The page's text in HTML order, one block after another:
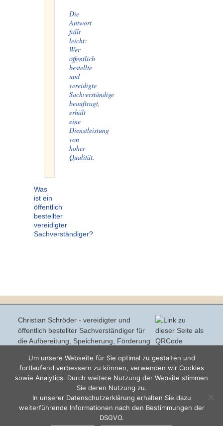
Die
Antwort
fällt
leicht:
Wer
öffentlich
bestellte
und
vereidigte
Sachverständige
beauftragt,
erhält
eine
Dienstleistung
von
hoher
Qualität.
Was
ist ein
öffentlich
bestellter
vereidigter
Sachverständiger?
Christian Schröder - vereidigter und
öffentlich bestellter Sachverständiger für
die Aufbereitung, Speicherung, Förderung
von Trink- und Brauchwasser - https://www.wasserexperte-
oebv-schroeder.de/
© Christian Schröder 2008-
2021 - V.2.1.3 2021/02 -
Impressum,
Um unsere Webseite für Sie optimal zu gestalten und
fortlaufend verbessern zu können, verwenden wir Cookies
sowie Analytics. Durch weitere Nutzung der Website stimmen
Sie deren Nutzung zu.
In unserer Datenschutzerklärung erhalten Sie dazu
weiterführende Informationen nach den Bestimmungen der
DSGVO.